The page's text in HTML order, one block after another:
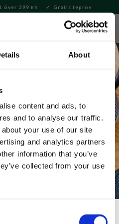
About
content and ads, to
and to analyse our traffic.
your use of our site
and analytics partners
information that you’ve
collected from your use
över 399 KR Gratis teprov
att mäta
ditt te.